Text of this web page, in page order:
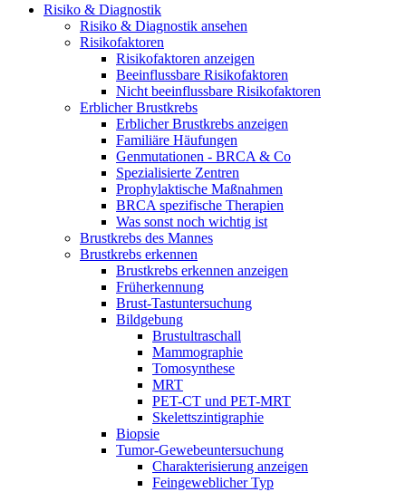
Risiko & Diagnostik
Risiko & Diagnostik ansehen
Risikofaktoren
Risikofaktoren anzeigen
Beeinflussbare Risikofaktoren
Nicht beeinflussbare Risikofaktoren
Erblicher Brustkrebs
Erblicher Brustkrebs anzeigen
Familiäre Häufungen
Genmutationen - BRCA & Co
Spezialisierte Zentren
Prophylaktische Maßnahmen
BRCA spezifische Therapien
Was sonst noch wichtig ist
Brustkrebs des Mannes
Brustkrebs erkennen
Brustkrebs erkennen anzeigen
Früherkennung
Brust-Tastuntersuchung
Bildgebung
Brustultraschall
Mammographie
Tomosynthese
MRT
PET-CT und PET-MRT
Skelettszintigraphie
Biopsie
Tumor-Gewebeuntersuchung
Charakterisierung anzeigen
Feingeweblicher Typ